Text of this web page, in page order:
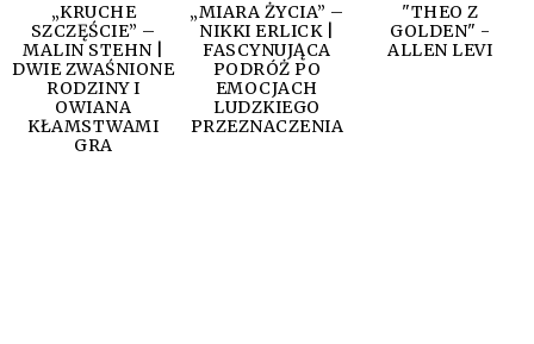
„KRUCHE
SZCZĘŚCIE” –
MALIN STEHN |
DWIE ZWAŚNIONE
RODZINY I
OWIANA
KŁAMSTWAMI
GRA
„MIARA ŻYCIA” –
NIKKI ERLICK |
FASCYNUJĄCA
PODRÓŻ PO
EMOCJACH
LUDZKIEGO
PRZEZNACZENIA
"THEO Z
GOLDEN" -
ALLEN LEVI